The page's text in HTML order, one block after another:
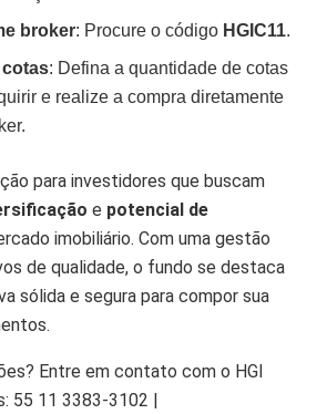
broker: Procure o código HGIC11.
: Defina a quantidade de cotas
e realize a compra diretamente
para investidores que buscam
e potencial de
imobiliário. Com uma gestão
de qualidade, o fundo se destaca
sólida e segura para compor sua
Entre em contato com o HGI
55 11 3383-3102 |